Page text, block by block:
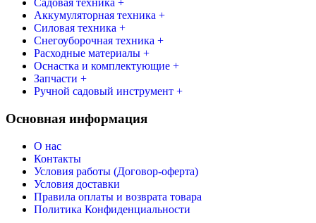
Садовая техника +
Аккумуляторная техника +
Силовая техника +
Снегоуборочная техника +
Расходные материалы +
Оснастка и комплектующие +
Запчасти +
Ручной садовый инструмент +
Основная информация
О нас
Контакты
Условия работы (Договор-оферта)
Условия доставки
Правила оплаты и возврата товара
Политика Конфиденциальности